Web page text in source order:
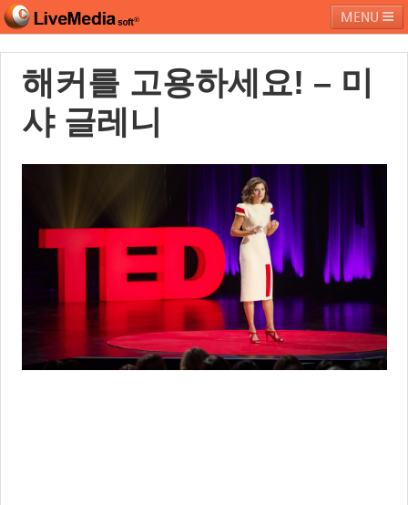
MENU
라이브미디어소프트 제품 및 서비스 블로그
페밀리 사이트
해커를 고용하세요! – 미
샤 글레니